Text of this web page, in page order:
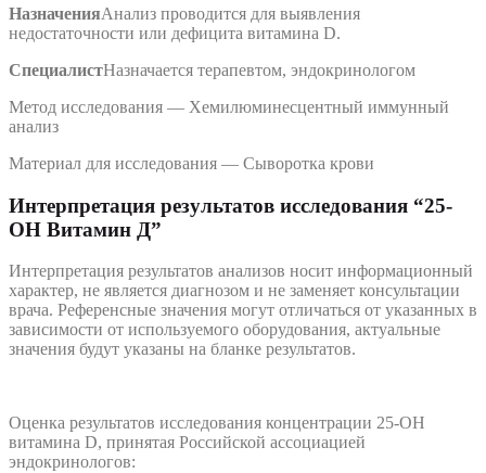
НазначенияАнализ проводится для выявления
недостаточности или дефицита витамина D.
СпециалистНазначается терапевтом, эндокринологом
Метод исследования — Xемилюминесцентный иммунный
анализ
Материал для исследования — Сыворотка крови
Интерпретация результатов исследования “25-
ОН Витамин Д”
Интерпретация результатов анализов носит информационный
характер, не является диагнозом и не заменяет консультации
врача. Референсные значения могут отличаться от указанных в
зависимости от используемого оборудования, актуальные
значения будут указаны на бланке результатов.
Оценка результатов исследования концентрации 25-OH
витамина D, принятая Российской ассоциацией
эндокринологов: